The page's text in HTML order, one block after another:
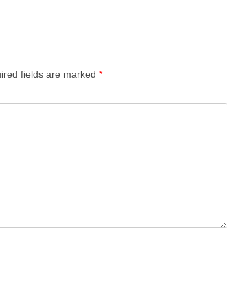
fields are marked *